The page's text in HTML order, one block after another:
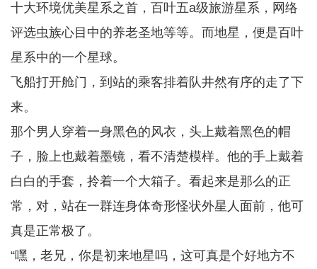
十大环境优美星系之首，百叶五a级旅游星系，网络
评选虫族心目中的养老圣地等等。而地星，便是百叶
星系中的一个星球。
飞船打开舱门，到站的乘客排着队井然有序的走了下
来。
那个男人穿着一身黑色的风衣，头上戴着黑色的帽
子，脸上也戴着墨镜，看不清楚模样。他的手上戴着
白白的手套，拎着一个大箱子。看起来是那么的正
常，对，站在一群连身体奇形怪状外星人面前，他可
真是正常极了。
“嘿，老兄，你是初来地星吗，这可真是个好地方不